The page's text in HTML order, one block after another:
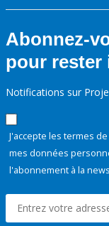
Abonnez-
pour rester
Notifications sur
J'accepte les termes de
mes données
l'abonnement à la